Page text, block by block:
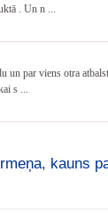
. Un n ...
un par viens otra
s ...
, kauns